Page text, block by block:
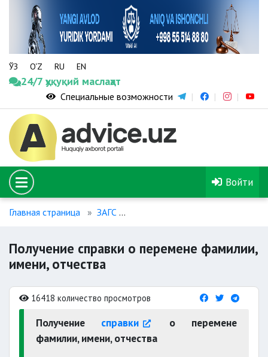
ЎЗ O‘Z RU EN
24/7 ҳуқуқий маслаҳат
Специальные возможности
Войти
Главная страница ЗАГС
Получение справки о перемене фамилии,
имени, отчества
16418 количество просмотров
Получение справки
о перемене
фамилии, имени, отчества